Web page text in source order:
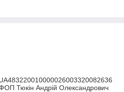
Тюкін Андрій Олександрович